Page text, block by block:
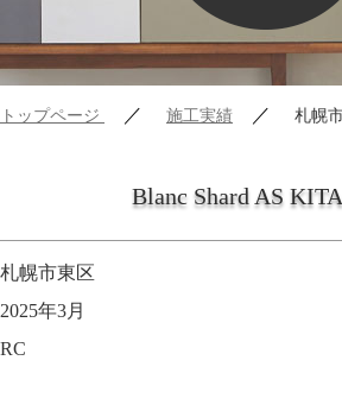
トップページ ／ 施工実績 ／ 札幌
Blanc Shard AS
札幌市東区
2025年3月
RC